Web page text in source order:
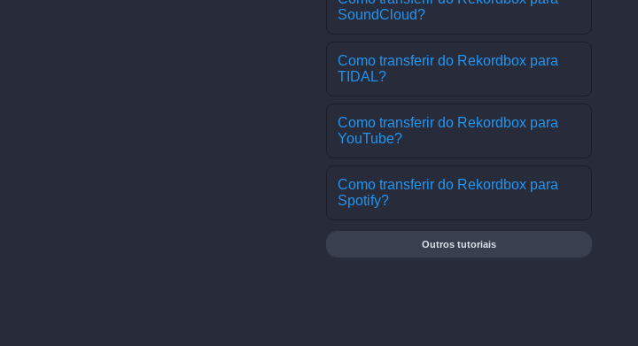
SoundCloud?
Como transferir do Rekordbox para
TIDAL?
Como transferir do Rekordbox para
YouTube?
Como transferir do Rekordbox para
Spotify?
Outros tutoriais